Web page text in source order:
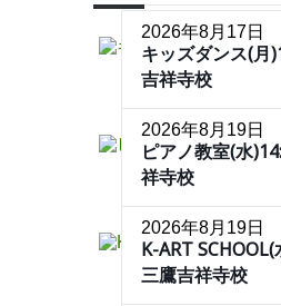
2026年8月17日
キッズダンス(月
吉祥寺校
2026年8月19日
ピアノ教室(水
祥寺校
2026年8月19日
K-ART
三鷹吉祥寺校